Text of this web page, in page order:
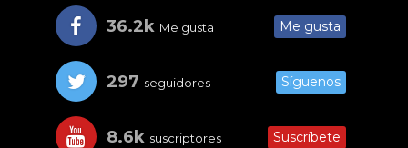
36.2k Me gusta Me gusta
297 seguidores Síguenos
8.6k suscriptores Suscríbete